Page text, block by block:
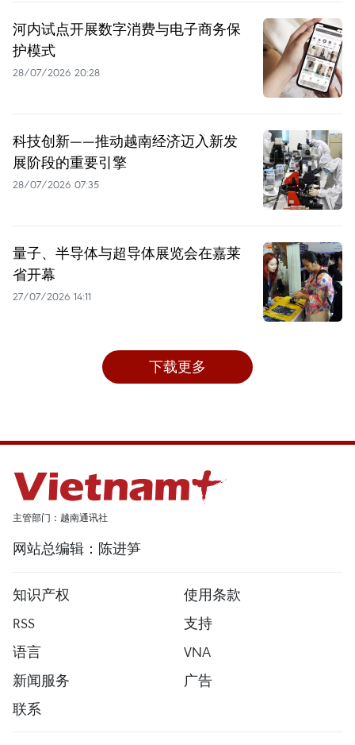
河内试点开展数字消费与电子商务保
护模式
28/07/2026 20:28
科技创新——推动越南经济迈入新发
展阶段的重要引擎
28/07/2026 07:35
量子、半导体与超导体展览会在嘉莱
省开幕
27/07/2026 14:11
下载更多
主管部门：越南通讯社
网站总编辑：陈进笋
知识产权
使用条款
RSS
支持
语言
VNA
新闻服务
广告
联系